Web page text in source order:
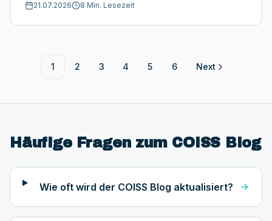
21.07.2026 8 Min. Lesezeit
1 2 3 4 5 6 Next
Häufige Fragen zum COISS Blog
Wie oft wird der COISS Blog aktualisiert?